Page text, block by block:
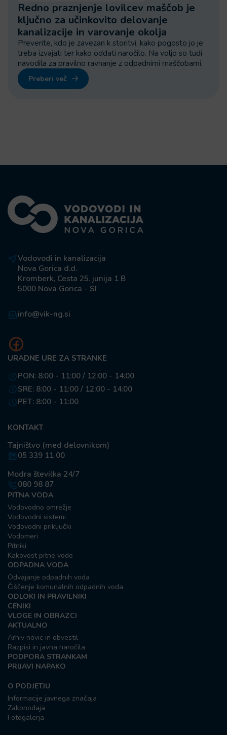
Redno praznjenje lovilcev maščob je
ključno za učinkovito delovanje
kanalizacije in varovanje okolja
Preverite, kdo je zavezan k storitvi, kako pogosto jo je
treba izvajati ter kako oddati naročilo. Na voljo so tudi
navodila za pravilno ravnanje z odpadnimi maščobami.
Preberi več
Vodovodi in kanalizacija
Nova Gorica d.d.
Kromberk, Cesta 25. junija 1 B
5000 Nova Gorica - SI
info@vik-ng.si
URADNE URE ZA STRANKE
PON: 8:00 - 11:00 / 12:00 - 14:00
SRE: 8:00 - 11:00 / 12:00 - 14:00
PET: 8:00 - 11:00
KONTAKT
Tajništvo (med delovnikom)
05 339 11 00
Modra številka 24/7
080 98 87
PITNA VODA
Vodovodno omrežje
Vodovodni sistemi
Vodovodni priključki
Vodomeri
Pitniki
Kakovost pitne vode
ODPADNA VODA
Odvajanje odpadnih voda
Čiščenje komunalnih odpadnih voda
ODLOKI IN PRAVILNIKI
CENIKI
VLOGE IN OBRAZCI
AKTUALNO
Arhiv novic in obvestil
Razpisi in javna naročila
PODPORA STRANKAM
PRIJAVI NAPAKO
O PODJETJU
Informacije javnega značaja
Zakonodaja
Fotogalerja